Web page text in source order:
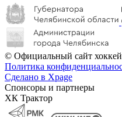
© Официальный сайт
Политика
Сделано в Xpage
Спонсоры и партнеры
ХК Трактор